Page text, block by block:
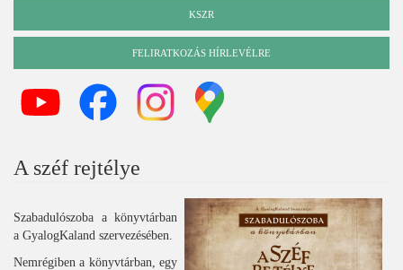
KSZR
FELIRATKOZÁS HÍRLEVÉLRE
A széf rejtélye
Szabadulószoba a könyvtárban
a GyalogKaland szervezésében.
Nemrégiben a könyvtárban, egy